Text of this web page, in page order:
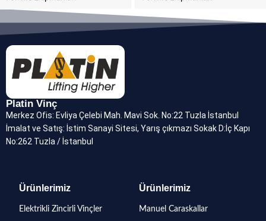
Platin Vinç
Merkez Ofis: Evliya Çelebi Mah. Mavi Sok. No:22 Tuzla İstanbul
İmalat ve Satış: İstim Sanayi Sitesi, Yarış çıkmazı Sokak D:İç Kapı
No:262 Tuzla / İstanbul
Ürünlerimiz
Elektrikli Zincirli Vinçler
Ürünlerimiz
Manuel Caraskallar